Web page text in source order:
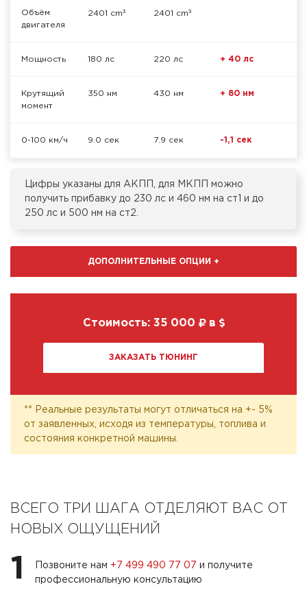
Объём
двигателя
2401 cm³ 2401 cm³
Мощность 180 лс 220 лс + 40 лс
Крутящий
момент
350 нм 430 нм + 80 нм
0-100 км/ч 9.0 сек 7.9 сек -1,1 сек
Цифры указаны для АКПП, для МКПП можно
получить прибавку до 230 лс и 460 нм на ст1 и до
250 лс и 500 нм на ст2.
ДОПОЛНИТЕЛЬНЫЕ ОПЦИИ +
Стоимость: 35 000 в
ЗАКАЗАТЬ ТЮНИНГ
** Реальные результаты могут отличаться на +- 5%
от заявленных, исходя из температуры, топлива и
состояния конкретной машины.
ВСЕГО ТРИ ШАГА ОТДЕЛЯЮТ ВАС ОТ
НОВЫХ ОЩУЩЕНИЙ
1 Позвоните нам +7 499 490 77 07 и получите
профессиональную консультацию